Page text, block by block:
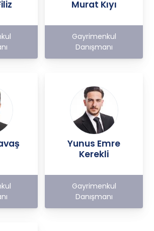
Murat Kıyı
Gayrimenkul
Danışmanı
Yunus Emre
Kerekli
Gayrimenkul
Danışmanı